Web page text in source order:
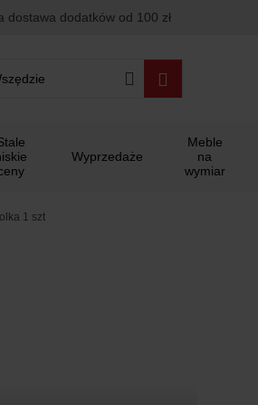
dostawa dodatków od 100 zł
Wyprzedaże
Meble
na
wymiar
1 szt